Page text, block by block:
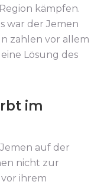
kämpfen.
war der Jemen
zahlen vor allem
Lösung des
im
Jemen auf der
nicht zur
ihrem